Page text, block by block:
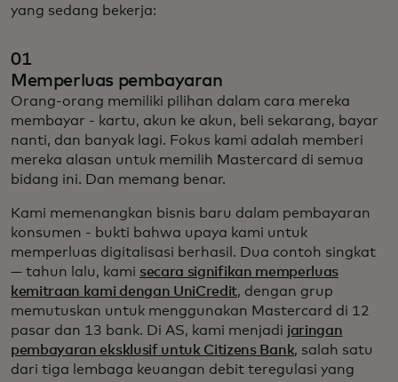
yang sedang bekerja:
01
Memperluas pembayaran
Orang-orang memiliki pilihan dalam cara mereka
membayar - kartu, akun ke akun, beli sekarang, bayar
nanti, dan banyak lagi. Fokus kami adalah memberi
mereka alasan untuk memilih Mastercard di semua
bidang ini. Dan memang benar.
Kami memenangkan bisnis baru dalam pembayaran
konsumen - bukti bahwa upaya kami untuk
memperluas digitalisasi berhasil. Dua contoh singkat
— tahun lalu, kami secara signifikan memperluas
kemitraan kami dengan UniCredit, dengan grup
memutuskan untuk menggunakan Mastercard di 12
pasar dan 13 bank. Di AS, kami menjadi jaringan
pembayaran eksklusif untuk Citizens Bank, salah satu
dari tiga lembaga keuangan debit teregulasi yang